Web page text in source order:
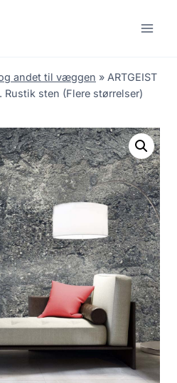
andet til væggen » ARTGEIST
sten (Flere størrelser)